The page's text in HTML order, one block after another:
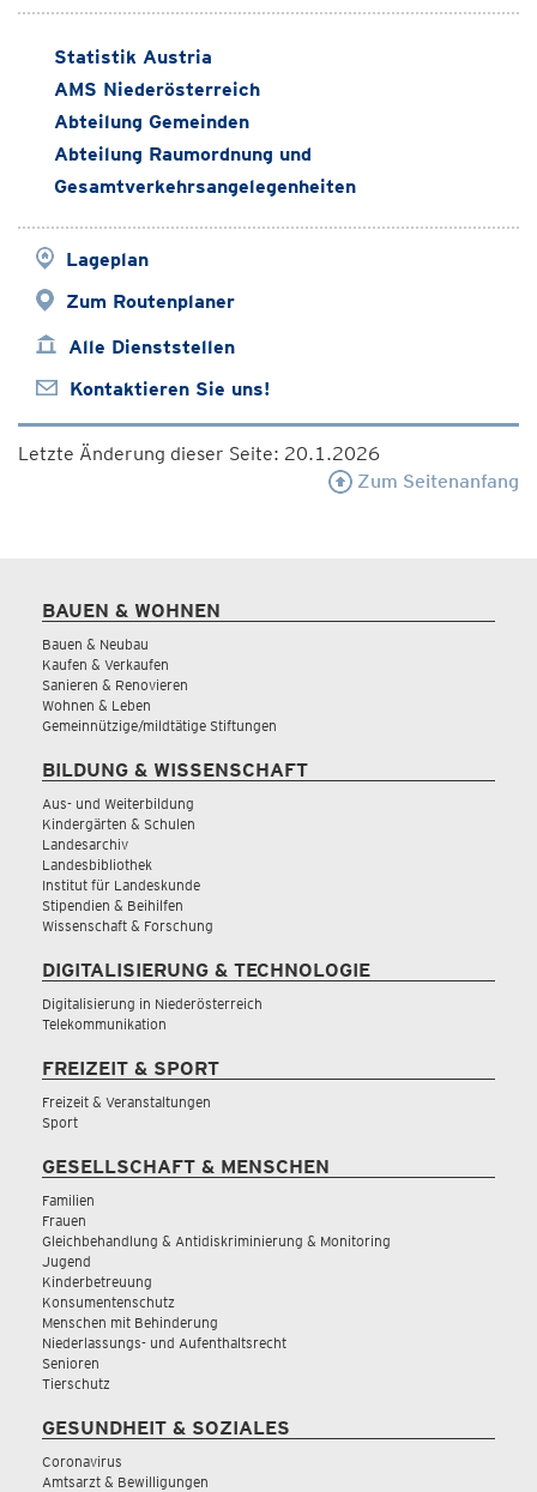
Statistik Austria
AMS Niederösterreich
Abteilung Gemeinden
Abteilung Raumordnung und
Gesamtverkehrsangelegenheiten
Lageplan
Zum Routenplaner
Alle Dienststellen
Kontaktieren Sie uns!
Letzte Änderung dieser Seite: 20.1.2026
Zum Seitenanfang
BAUEN & WOHNEN
Bauen & Neubau
Kaufen & Verkaufen
Sanieren & Renovieren
Wohnen & Leben
Gemeinnützige/mildtätige Stiftungen
BILDUNG & WISSENSCHAFT
Aus- und Weiterbildung
Kindergärten & Schulen
Landesarchiv
Landesbibliothek
Institut für Landeskunde
Stipendien & Beihilfen
Wissenschaft & Forschung
DIGITALISIERUNG & TECHNOLOGIE
Digitalisierung in Niederösterreich
Telekommunikation
FREIZEIT & SPORT
Freizeit & Veranstaltungen
Sport
GESELLSCHAFT & MENSCHEN
Familien
Frauen
Gleichbehandlung & Antidiskriminierung & Monitoring
Jugend
Kinderbetreuung
Konsumentenschutz
Menschen mit Behinderung
Niederlassungs- und Aufenthaltsrecht
Senioren
Tierschutz
GESUNDHEIT & SOZIALES
Coronavirus
Amtsarzt & Bewilligungen